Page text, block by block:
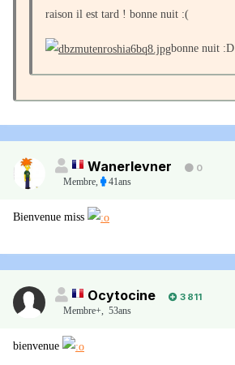
raison il est tard ! bonne nuit :(
bonne nuit :D
Wanerlevner
0
Membre, 41ans
Bienvenue miss
Ocytocine
3 811
Membre+, 53ans
bienvenue